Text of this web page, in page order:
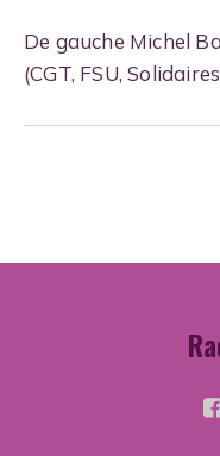
De gauche Michel
(CGT, FSU,